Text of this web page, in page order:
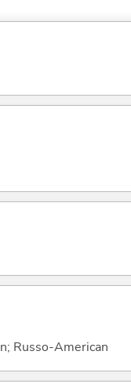
Russo-American